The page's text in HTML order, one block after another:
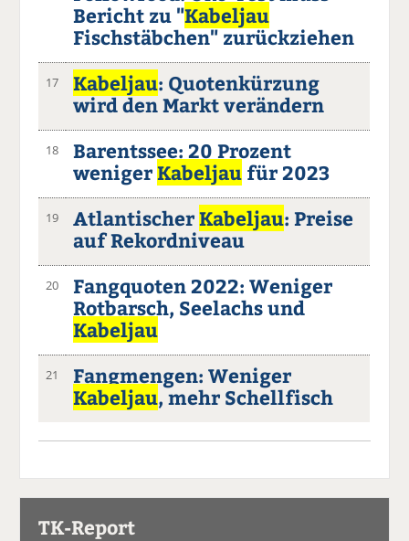
Bericht zu "Kabeljau
Fischstäbchen" zurückziehen
17 Kabeljau: Quotenkürzung
wird den Markt verändern
18
Barentssee: 20 Prozent
wenigerKabeljau für 2023
19 AtlantischerKabeljau: Preise
auf Rekordniveau
20
Fangquoten 2022: Weniger
Rotbarsch, Seelachs und
Kabeljau
21
Fangmengen: Weniger
Kabeljau, mehr Schellfisch
TK-Report